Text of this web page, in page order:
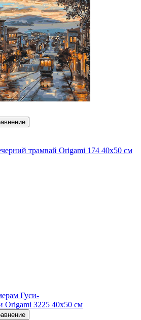
трамвай Origami 174 40x50 см